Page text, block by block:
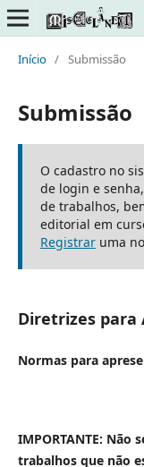
Início / Submissão
Submissão
O cadastro no
de login e
de trabalhos,
editorial em
Registraruma
Diretrizes para
Normas para
IMPORTANTE: Não
trabalhos que não